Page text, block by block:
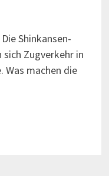
Shinkansen-
Zugverkehr in
Was machen die